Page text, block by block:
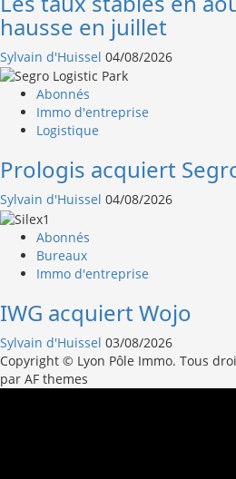
hausse en juillet
Sylvain d'Huissel 04/08/2026
Abonnés
Immo d'entreprise
Logistique
Prologis acquiert
Sylvain d'Huissel 04/08/2026
Abonnés
Bureaux
Immo d'entreprise
IWG acquiert Wojo
Sylvain d'Huissel 03/08/2026
Copyright © Lyon Pôle Immo. Tous
par AF themes